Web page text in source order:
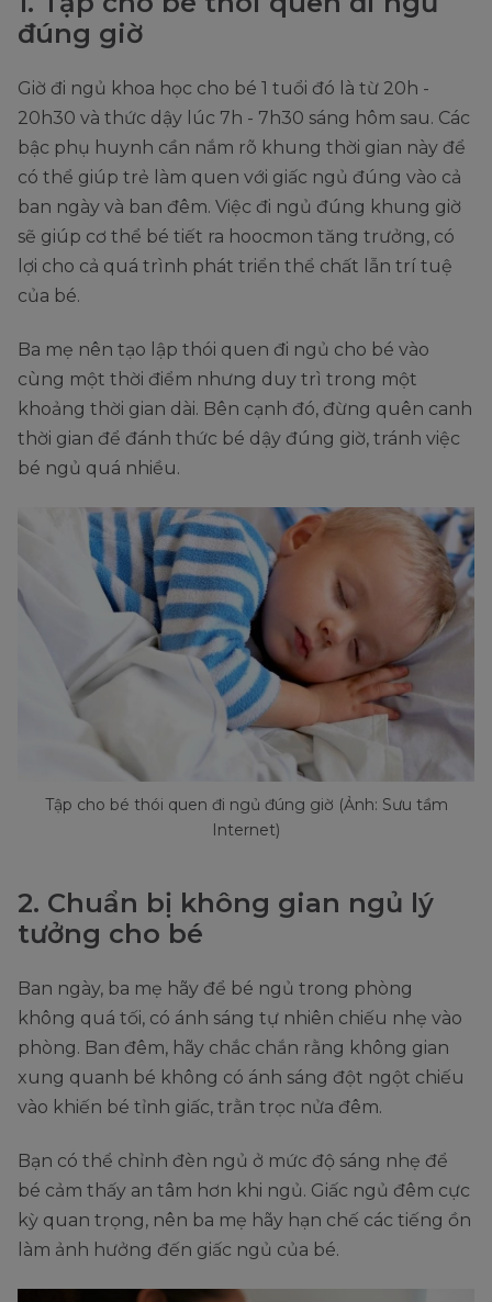
đúng giờ
Giờ đi ngủ khoa học cho bé 1 tuổi đó là từ 20h -
20h30 và thức dậy lúc 7h - 7h30 sáng hôm sau. Các
bậc phụ huynh cần nắm rõ khung thời gian này để
có thể giúp trẻ làm quen với giấc ngủ đúng vào cả
ban ngày và ban đêm. Việc đi ngủ đúng khung giờ
sẽ giúp cơ thể bé tiết ra hoocmon tăng trưởng, có
lợi cho cả quá trình phát triển thể chất lẫn trí tuệ
của bé.
Ba mẹ nên tạo lập thói quen đi ngủ cho bé vào
cùng một thời điểm nhưng duy trì trong một
khoảng thời gian dài. Bên cạnh đó, đừng quên canh
thời gian để đánh thức bé dậy đúng giờ, tránh việc
bé ngủ quá nhiều.
Tập cho bé thói quen đi ngủ đúng giờ (Ảnh: Sưu tầm
Internet)
2. Chuẩn bị không gian ngủ lý
tưởng cho bé
Ban ngày, ba mẹ hãy để bé ngủ trong phòng
không quá tối, có ánh sáng tự nhiên chiếu nhẹ vào
phòng. Ban đêm, hãy chắc chắn rằng không gian
xung quanh bé không có ánh sáng đột ngột chiếu
vào khiến bé tỉnh giấc, trằn trọc nửa đêm.
Bạn có thể chỉnh đèn ngủ ở mức độ sáng nhẹ để
bé cảm thấy an tâm hơn khi ngủ. Giấc ngủ đêm cực
kỳ quan trọng, nên ba mẹ hãy hạn chế các tiếng ồn
làm ảnh hưởng đến giấc ngủ của bé.